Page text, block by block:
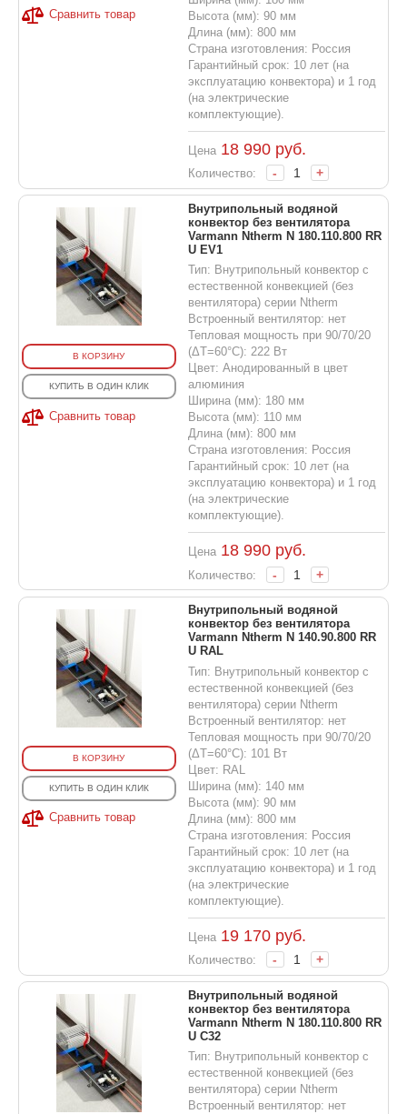
Сравнить товар
Высота (мм): 90 мм
Длина (мм): 800 мм
Страна изготовления: Россия
Гарантийный срок: 10 лет (на
эксплуатацию конвектора) и 1 год
(на электрические
комплектующие).
Цена 18 990руб.
Количество: - +
В КОРЗИНУ
КУПИТЬ В ОДИН КЛИК
Сравнить товар
Внутрипольный водяной
конвектор без вентилятора
Varmann Ntherm N 180.110.800 RR
U EV1
Тип: Внутрипольный конвектор с
естественной конвекцией (без
вентилятора) серии Ntherm
Встроенный вентилятор: нет
Тепловая мощность при 90/70/20
(ΔT=60°C): 222 Вт
Цвет: Анодированный в цвет
алюминия
Ширина (мм): 180 мм
Высота (мм): 110 мм
Длина (мм): 800 мм
Страна изготовления: Россия
Гарантийный срок: 10 лет (на
эксплуатацию конвектора) и 1 год
(на электрические
комплектующие).
Цена 18 990руб.
Количество: - +
В КОРЗИНУ
КУПИТЬ В ОДИН КЛИК
Сравнить товар
Внутрипольный водяной
конвектор без вентилятора
Varmann Ntherm N 140.90.800 RR
U RAL
Тип: Внутрипольный конвектор с
естественной конвекцией (без
вентилятора) серии Ntherm
Встроенный вентилятор: нет
Тепловая мощность при 90/70/20
(ΔT=60°C): 101 Вт
Цвет: RAL
Ширина (мм): 140 мм
Высота (мм): 90 мм
Длина (мм): 800 мм
Страна изготовления: Россия
Гарантийный срок: 10 лет (на
эксплуатацию конвектора) и 1 год
(на электрические
комплектующие).
Цена 19 170руб.
Количество: - +
Внутрипольный водяной
конвектор без вентилятора
Varmann Ntherm N 180.110.800 RR
U C32
Тип: Внутрипольный конвектор с
естественной конвекцией (без
вентилятора) серии Ntherm
Встроенный вентилятор: нет